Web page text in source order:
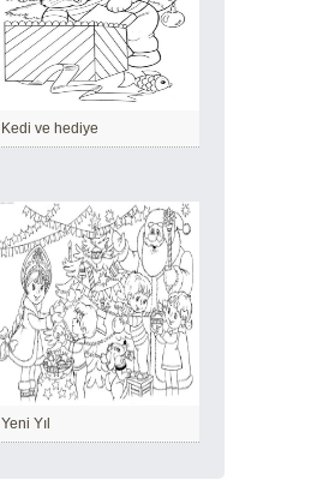
Kedi ve hediye
Yeni Yıl